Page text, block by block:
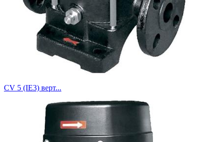
CV 5 (IE3) верт...